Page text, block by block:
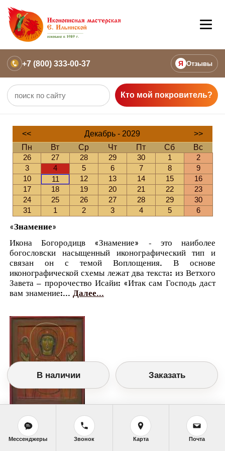
+7 (800) 333-00-37 Я Отзывы
Кто мой покровитель?
<< Декабрь - 2029
>>
Пн
Вт Ср Чт Пт Сб
Вс
26
27 28 29 30 1
2
3
4 5 6 7 8
9
10
11 12 13 14 15
16
17
18 19 20 21 22
23
24
25 26 27 28 29
30
31
1 2 3 4 5 6
«Знамение»
Икона Богородицв «Знамение» - это наиболее
богословски насыщенный иконографический тип и
связан он с темой Воплощения. В основе
иконографической схемы лежат два текста: из Ветхого
Завета – пророчество Исайи: «Итак сам Господь даст
вам знамение:... Далее...
Православный календарь
<< Вторник, 11 Декабря (28 Ноября по старому
стилю)
>>
В наличии Заказать
Мессенджеры Звонок Карта Почта